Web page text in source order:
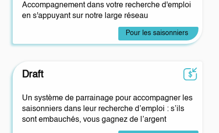
Accompagnement dans votre recherche d'emploi
en s'appuyant sur notre large réseau
Pour les saisonniers
Draft
Un système de parrainage pour accompagner les
saisonniers dans leur recherche d’emploi : s’ils
sont embauchés, vous gagnez de l’argent